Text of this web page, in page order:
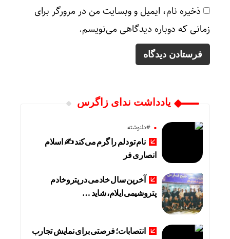
ذخیره نام، ایمیل و وبسایت من در مرورگر برای
زمانی که دوباره دیدگاهی می‌نویسم.
یادداشت ندای زاگرس
#دلنوشته
نام تو دلم را گرم می‌کند ✍️ اسلام
انصاری فر
آخرین سال خادمی در پتروخادم
پتروشیمی ایلام، شاید …
انتصابات؛ فرصتی برای نمایش تجارب